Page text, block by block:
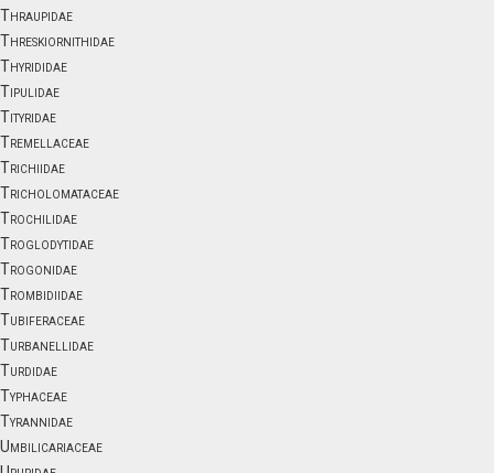
Thraupidae
Threskiornithidae
Thyrididae
Tipulidae
Tityridae
Tremellaceae
Trichiidae
Tricholomataceae
Trochilidae
Troglodytidae
Trogonidae
Trombidiidae
Tubiferaceae
Turbanellidae
Turdidae
Typhaceae
Tyrannidae
Umbilicariaceae